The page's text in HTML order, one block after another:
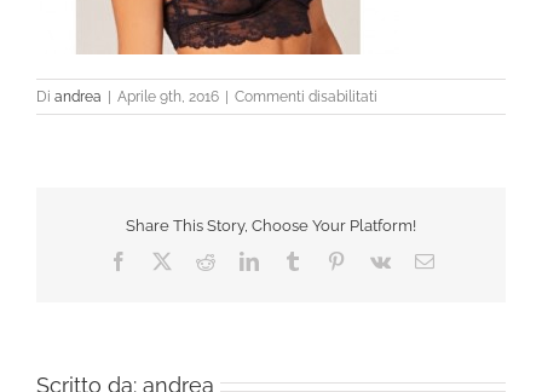
Di andrea Aprile 9th, 2016 Commenti disabilitati
4696
Share This Story, Choose Your Platform!
Facebook RedditLinkedInTumblr Pinterest
Vk Email
Scritto da: andrea